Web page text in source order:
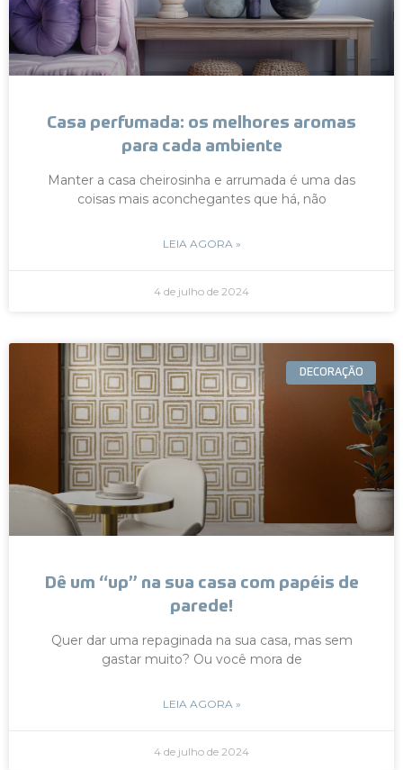
Casa perfumada: os melhores aromas
para cada ambiente
Manter a casa cheirosinha e arrumada é uma das
coisas mais aconchegantes que há, não
LEIA AGORA »
4 de julho de 2024
DECORAÇÃO
Dê um “up” na sua casa com papéis de
parede!
Quer dar uma repaginada na sua casa, mas sem
gastar muito? Ou você mora de
LEIA AGORA »
4 de julho de 2024